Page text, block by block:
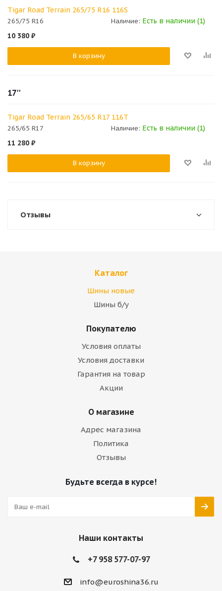
Tigar Road Terrain 265/75 R16 116S
265/75 R16 Наличие: Есть в наличии (1)
10 380 ₽
В корзину
17''
Tigar Road Terrain 265/65 R17 116T
265/65 R17 Наличие: Есть в наличии (1)
11 280 ₽
В корзину
Отзывы
Каталог
Шины новые
Шины б/у
Покупателю
Условия оплаты
Условия доставки
Гарантия на товар
Акции
О магазине
Адрес магазина
Политика
Отзывы
Будьте всегда в курсе!
Наши контакты
+7 958 577-07-97
info@euroshina36.ru